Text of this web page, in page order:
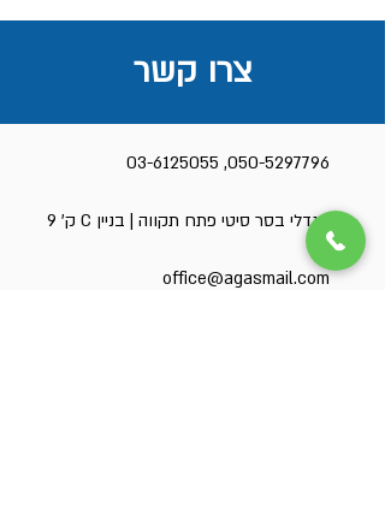
צרו קשר
050-5297796
,
03-6125055
מגדלי בסר סיטי פתח תקווה | בניין C ק' 9
office@agasmail.com